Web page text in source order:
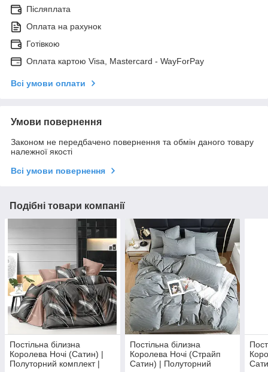
Післяплата
Оплата на рахунок
Готівкою
Оплата картою Visa, Mastercard - WayForPay
Всі умови оплати
Умови повернення
Законом не передбачено повернення та обмін даного товару
належної якості
Всі умови повернення
Подібні товари компанії
Постільна білизна
Королева Ночі (Сатин) |
Полуторний комплект |
Постільна білизна
Королева Ночі (Страйп
Сатин) | Полуторний